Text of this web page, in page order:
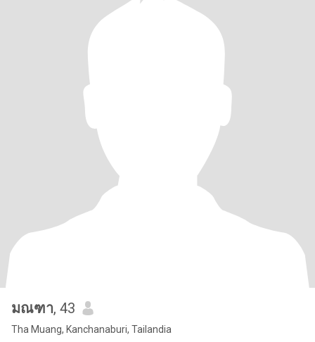
มณฑา, 43
Tha Muang, Kanchanaburi, Tailandia